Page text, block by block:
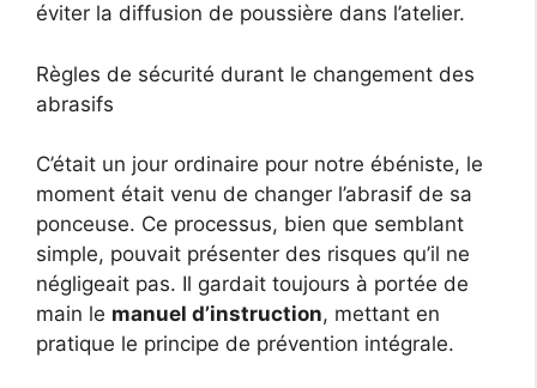
éviter la diffusion de poussière dans l’atelier.
Règles de sécurité durant le changement des
abrasifs
C’était un jour ordinaire pour notre ébéniste, le
moment était venu de changer l’abrasif de sa
ponceuse. Ce processus, bien que semblant
simple, pouvait présenter des risques qu’il ne
négligeait pas. Il gardait toujours à portée de
main le manuel d’instruction, mettant en
pratique le principe de prévention intégrale.